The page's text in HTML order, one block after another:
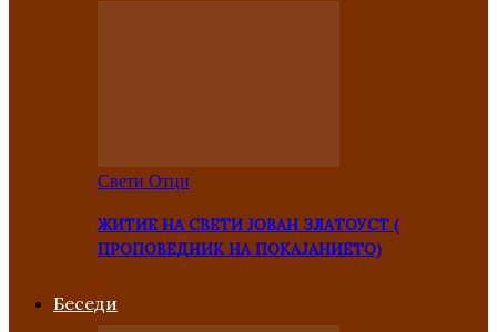
Свети Отци
ЖИТИЕ НА СВЕТИ ЈОВАН ЗЛАТОУСТ (
ПРОПОВЕДНИК НА ПОКАЈАНИЕТО)
Беседи